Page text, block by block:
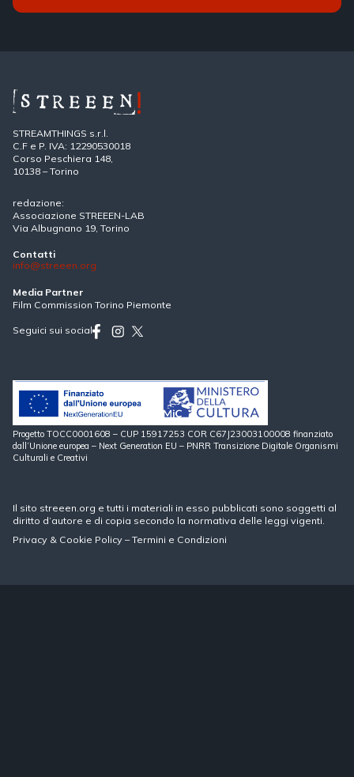
STREAMTHINGS s.r.l.
C.F e P. IVA: 12290530018
Corso Peschiera 148,
10138 – Torino
redazione:
Associazione STREEEN-LAB
Via Albugnano 19, Torino
Contatti
info@streeen.org
Media Partner
Film Commission Torino Piemonte
Seguici sui social
Progetto TOCC0001608 – CUP 15917253 COR C67J23003100008 finanziato
dall’Unione europea – Next Generation EU – PNRR Transizione Digitale Organismi
Culturali e Creativi
Il sito streeen.org e tutti i materiali in esso pubblicati sono soggetti al
diritto d’autore e di copia secondo la normativa delle leggi vigenti.
Privacy & Cookie Policy –Termini e Condizioni